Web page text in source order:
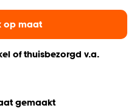
op maat
of thuisbezorgd v.a.
gemaakt